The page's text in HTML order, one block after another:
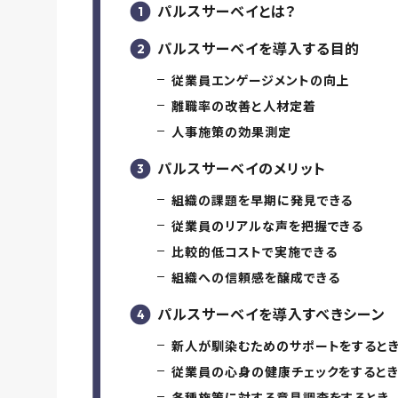
パルスサーベイとは？
パルスサーベイを導入する目的
従業員エンゲージメントの向上
離職率の改善と人材定着
人事施策の効果測定
パルスサーベイのメリット
組織の課題を早期に発見できる
従業員のリアルな声を把握できる
比較的低コストで実施できる
組織への信頼感を醸成できる
パルスサーベイを導入すべきシーン
新人が馴染むためのサポートをすると
従業員の心身の健康チェックをすると